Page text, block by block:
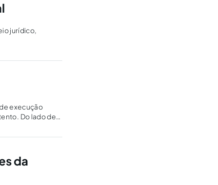
jurídico,
execução
Do lado de
da